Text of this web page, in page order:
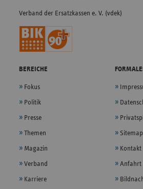
Verband der Ersatzkassen e. V. (vdek)
BEREICHE
Fokus
Politik
Presse
Themen
Magazin
Verband
Karriere
Sitemap
Kontakt
Anfahrt